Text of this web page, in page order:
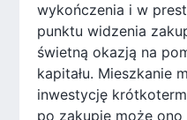
wykończenia i w
punktu widzenia
świetną okazją na
kapitału. Mieszkanie
inwestycję
po zakupie może